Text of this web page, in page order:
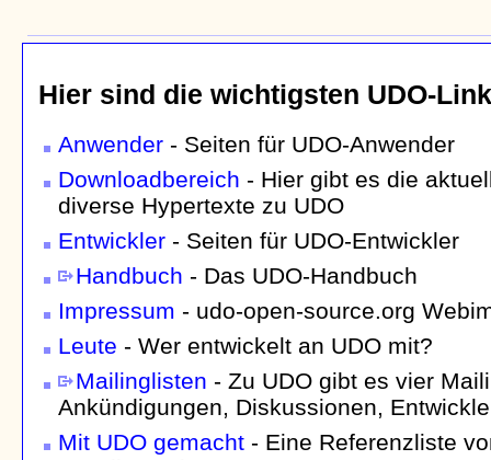
Hier sind die wichtigsten UDO-
Anwender - Seiten für UDO-Anwender
Downloadbereich - Hier gibt es die
diverse Hypertexte zu UDO
Entwickler - Seiten für UDO-Entwickler
Handbuch - Das UDO-Handbuch
Impressum - udo-open-source.org
Leute - Wer entwickelt an UDO mit?
Mailinglisten - Zu UDO gibt es vier
Ankündigungen, Diskussionen,
Mit UDO gemacht - Eine Referenzliste